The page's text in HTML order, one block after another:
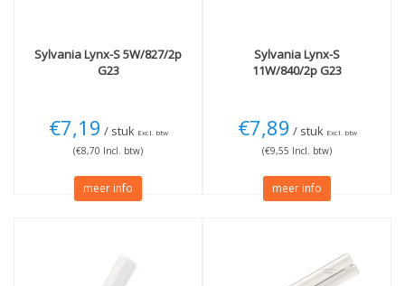
36W(6)
55W(5)
80W (2)
150W(1)
LED(11)
Halogeen
Spaarlamp
SylvaniaLynx-S 5W/827/2p
G23
€7,19 / stuk Excl. btw
(€8,70 Incl. btw)
meer info
SylvaniaLynx-S
11W/840/2p G23
€7,89 / stuk Excl. btw
(€9,55 Incl. btw)
meer info